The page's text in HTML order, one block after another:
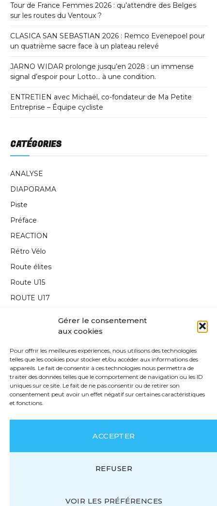
Gérer le consentement
aux cookies
Pour offrir les meilleures expériences, nous utilisons des technologies
telles que les cookies pour stocker et/ou accéder aux informations des
appareils. Le fait de consentir à ces technologies nous permettra de
traiter des données telles que le comportement de navigation ou les ID
uniques sur ce site. Le fait de ne pas consentir ou de retirer son
consentement peut avoir un effet négatif sur certaines caractéristiques
et fonctions.
ACCEPTER
REFUSER
VOIR LES PRÉFÉRENCES
Tour de France Femmes 2026 : qu’attendre des Belges
sur les routes du Ventoux ?
CLASICA SAN SEBASTIAN 2026 : Remco Evenepoel pour
un quatrième sacre face à un plateau relevé
JARNO WIDAR prolonge jusqu’en 2028 : un immense
signal d’espoir pour Lotto… à une condition.
ENTRETIEN avec Michaël, co-fondateur de Ma Petite
Entreprise – Équipe cycliste
CATÉGORIES
ANALYSE
DIAPORAMA
Piste
Préface
REACTION
Rétro Vélo
Route élites
Route U15
ROUTE U17
Cyclo-cross
Interview
Carnet de route
Annonce
Edito